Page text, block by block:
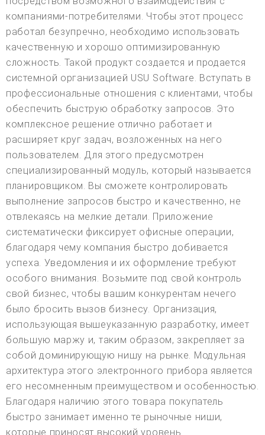
компаниями-потребителями. Чтобы этот процесс
работал безупречно, необходимо использовать
качественную и хорошо оптимизированную
сложность. Такой продукт создается и продается
системной организацией USU Software. Вступать в
профессиональные отношения с клиентами, чтобы
обеспечить быструю обработку запросов. Это
комплексное решение отлично работает и
расширяет круг задач, возложенных на него
пользователем. Для этого предусмотрен
специализированный модуль, который называется
планировщиком. Вы сможете контролировать
выполнение запросов быстро и качественно, не
отвлекаясь на мелкие детали. Приложение
систематически фиксирует офисные операции,
благодаря чему компания быстро добивается
успеха. Уведомления и их оформление требуют
особого внимания. Возьмите под свой контроль
свой бизнес, чтобы вашим конкурентам нечего
было бросить вызов бизнесу. Организация,
использующая вышеуказанную разработку, имеет
большую маржу и, таким образом, закрепляет за
собой доминирующую нишу на рынке. Модульная
архитектура этого электронного прибора является
его несомненным преимуществом и особенностью.
Благодаря наличию этого товара покупатель
быстро занимает именно те рыночные ниши,
которые приносят высокий уровень